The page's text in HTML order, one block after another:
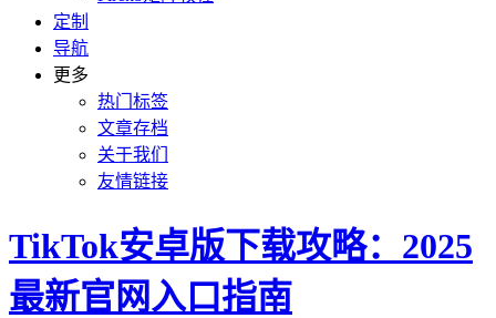
定制
导航
更多
热门标签
文章存档
关于我们
友情链接
TikTok安卓版下载攻略：2025
最新官网入口指南